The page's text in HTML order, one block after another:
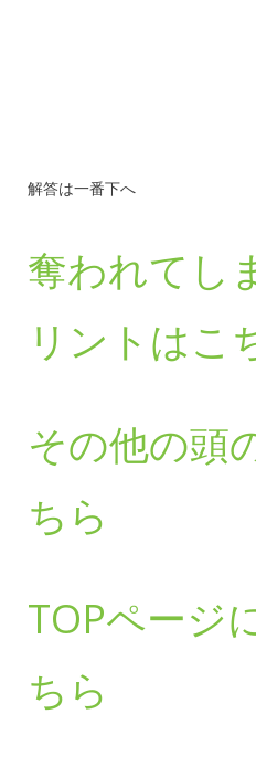
解答は一番下へ
奪われてし
リントはこ
その他の頭
ちら
TOPページ
ちら